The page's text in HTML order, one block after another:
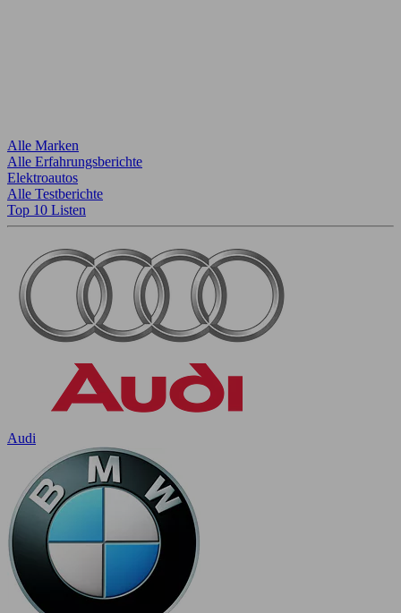
Alle Marken
Alle Erfahrungsberichte
Elektroautos
Alle Testberichte
Top 10 Listen
Audi